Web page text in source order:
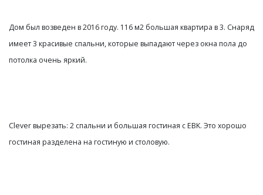
Дом был возведен в 2016 году. 116 м2 большая квартира в 3. Снаряд
имеет 3 красивые спальни, которые выпадают через окна пола до
потолка очень яркий.
Clever вырезать: 2 спальни и большая гостиная с EBK. Это хорошо
гостиная разделена на гостиную и столовую.